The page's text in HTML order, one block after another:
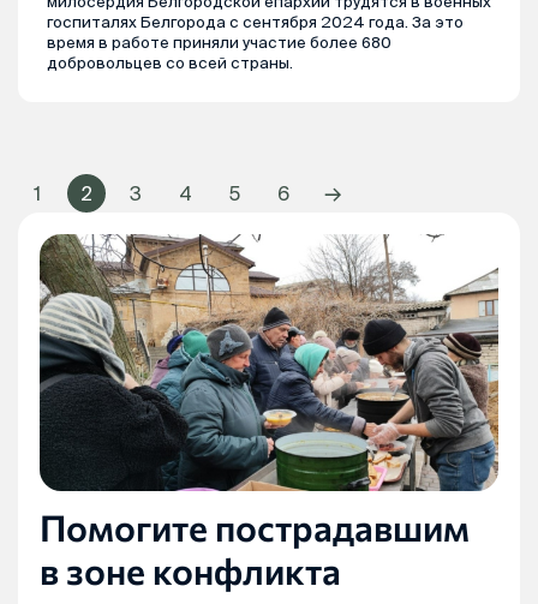
госпиталях Белгорода с сентября 2024 года. За это
время в работе приняли участие более 680
добровольцев со всей страны.
1 2 3 4 5 6 →
Помогите пострадавшим
в зоне конфликта